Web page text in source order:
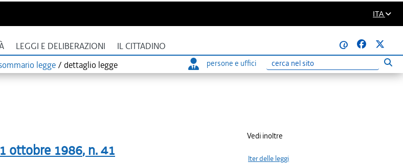
ITA
LEGGI E DELIBERAZIONI IL CITTADINO
@
legge / dettaglio legge persone e uffici
Ricerca
ottobre 1986, n.41
Vedi inoltre
Iter delle leggi